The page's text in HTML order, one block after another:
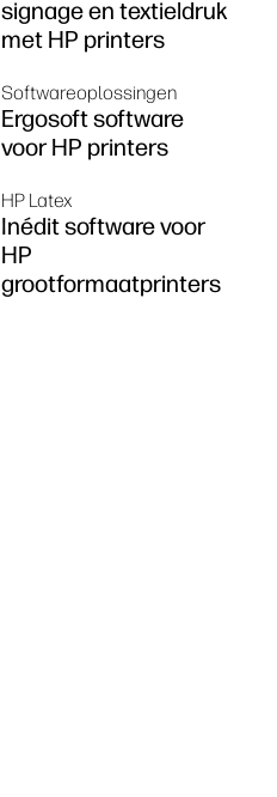
signage en textieldruk
met HP printers
Softwareoplossingen
Ergosoft software
voor HP printers
HP Latex
Inédit software voor
HP
grootformaatprinters